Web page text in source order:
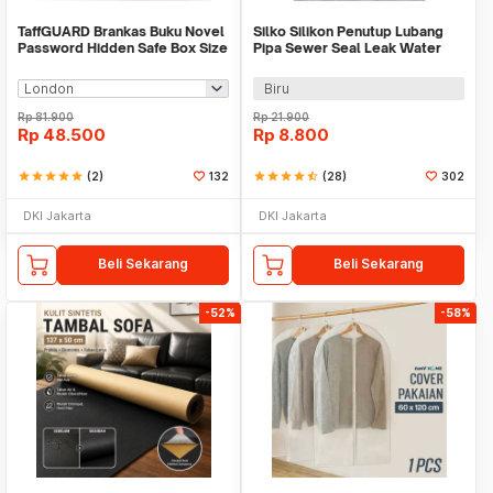
TaffGUARD Brankas Buku Novel
Password Hidden Safe Box Size
Rp81.900
Rp 48.500
starstarstarstarstar (2) 132
DKI Jakarta
Beli Sekarang
Silko Silikon Penutup Lubang
Pipa Sewer Seal Leak Water
Biru
Rp21.900
Rp 8.800
starstarstarstarstar_half (28) 302
DKI Jakarta
Beli Sekarang
-52% -58%